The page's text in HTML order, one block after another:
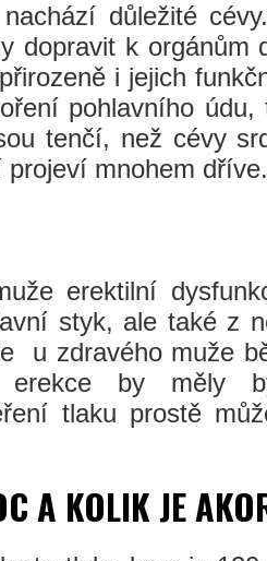
důležité
dopravit k orgánům
i jejich
pohlavního
tenčí, než cévy
projeví mnohem dříve.
erektilní
styk, ale také z
u zdravého muže
erekce by měly
tlaku prostě
A KOLIK JE